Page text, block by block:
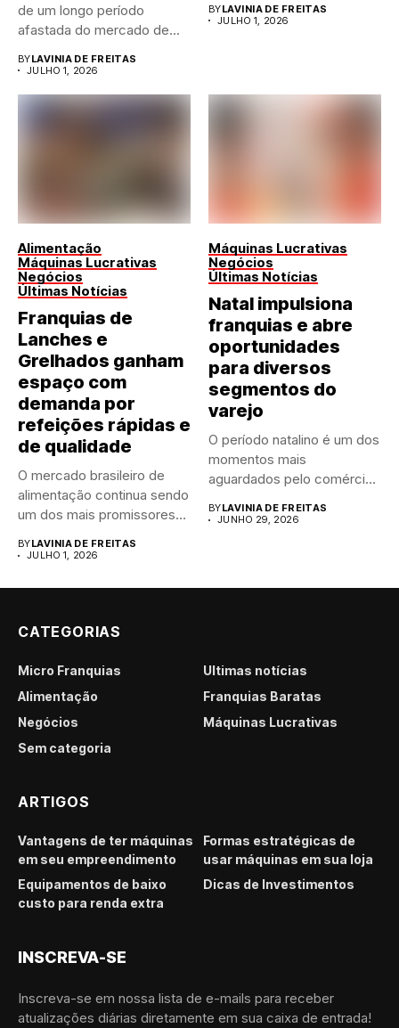
de um longo período
afastada do mercado de...
BYLAVINIA DE FREITAS
JULHO 1, 2026
BYLAVINIA DE FREITAS
JULHO 1, 2026
Alimentação
Máquinas Lucrativas
Negócios
Últimas Notícias
Franquias de
Lanches e
Grelhados ganham
espaço com
demanda por
refeições rápidas e
de qualidade
O mercado brasileiro de
alimentação continua sendo
um dos mais promissores
BYLAVINIA DE FREITAS
JULHO 1, 2026
Máquinas Lucrativas
Negócios
Últimas Notícias
Natal impulsiona
franquias e abre
oportunidades
para diversos
segmentos do
varejo
O período natalino é um dos
momentos mais
aguardados pelo comércio
BYLAVINIA DE FREITAS
JUNHO 29, 2026
CATEGORIAS
Micro Franquias
Últimas notícias
Alimentação
Franquias Baratas
Negócios
Máquinas Lucrativas
Sem categoria
ARTIGOS
Vantagens de ter máquinas
em seu empreendimento
Formas estratégicas de
usar máquinas em sua loja
Equipamentos de baixo
custo para renda extra
Dicas de Investimentos
INSCREVA-SE
Inscreva-se em nossa lista de e-mails para receber
atualizações diárias diretamente em sua caixa de entrada!